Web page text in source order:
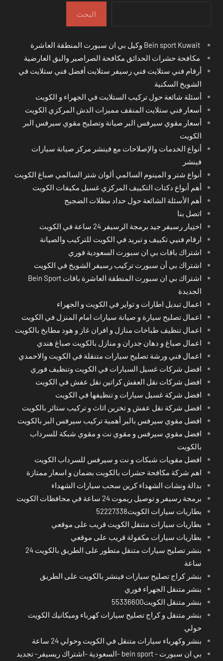
البحث
مكافحة حشرات الحدائق مكافحة الصراصير والبق العارضية
أرقام فني ستلايت فني رسيفر ستلايت أفضل فني ستلايت في
الشويخ السكنية
أسئلة شائعة حول تركيب الستلايت في الجهراء و الكويت
أسعار فني ستلايت المنقف مميزات الدش المركزي الكويت
أسعار مقوي سيرفس البر صيانة وتصليح مقوي سيرفس البر
الكويت
أنواع الخدمات والإصلاحات مع فينشر مركز صيانة سيارات
فينشر
أنواع شتر و المينوم السالمي ألوان شتر السالمي صباغ الكويت
أهم أنواع دكتات التكييف المركزي غسيل مكيفات الكويت
أهم الأسئلة الشائعة حول حداد مظلات الضجيج
اتصل بنا
اختِيار رسيفر جيد برمجة الرسيفر 24 ساعة في الكويت
ارقام فنيي تكييف و تبريد في الكويت للتركيب والصيانة
اشتراك باقات بي ان سبورت السعودية فوري
اشتراك بي أن سبورت تركيب رسيفر الشويخ في الكويت
اشتراك بي ان سبورت المنطقة العاشرة باقات Bein Sport
الجديدة
اعمال تبديل اطارات و تواير في الكويت و الجهراء
اعمال تصليح سيارة و صيانة سيارات امام المنزل في الكويت
اعمال تنظيف طباخات منازل و افران غاز و هود مطابخ بالكويت
اعمال صباغ و دهان جدران و منازل بالكويت صباغ هندي
اعمال فني ورشة تصليح سيارات متنقلة في الكويت والاحمدي
افضل شركات غسيل السيارات في الكويت وتنظيف فوري
افضل شركات نقل العفش كراتين نقل عفش في الكويت
افضل شركة غسيل سيارات و تنظيفها في الكويت
افضل شركة نقل عفش و تخزين اثاث و تركيب ستائر بالكويت
افضل مقوي سيرفس بالبر أهمية تركيب سيرفس البر بالكويت
افضل مقوي سيرفس و مقوي نت و مقوي شبكة للسرداب
بالكويت
افضل مقويات شبكات و نت و سيرفس للسرداب الكويت
اهم شركة مكافحة حشرات بالكويت بضمان و اسعار ممتازة
بدالة ونشات الشهداء كرين سحب سيارات الشهداء
برمجة رسيفر و توصيل ريموت 24 ساعة في محافظات الكويت
بطاريات سيارات الكويت52227338
بطاريات سيارات متنقل الكويت قريب على موقعي
بطاريات سيارات مكفولة قريب على موقعي
بنشر تصليح سيارات متنقل متطور على الطريق بالكويت 24
ساعة
بنشر كراج تصليح سيارات فينشر بالكويت على الطريق
بنشر متنقل الجهراء فوري
بنشر متنقل الكويت55336600
بنشر متنقل و كراج تصليح سيارات كهرباء وميكانيك الكويت
حولي
بنشر وكهرباء سيارات متنقل في الكويت وحولي 24 ساعة
بي ان سبورت - bein sport -السعودية -اشتراك ريسيفر- تجديد